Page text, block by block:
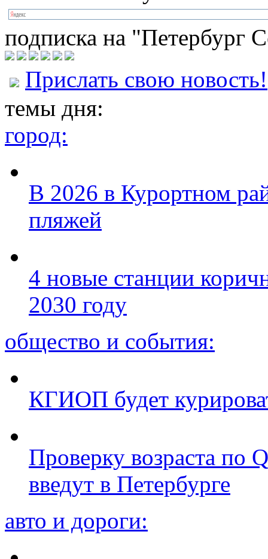
подписка на "Петербург
Прислать свою новость!
темы дня:
город:
В 2026 в Курортном
пляжей
4 новые станции
2030 году
общество и события:
КГИОП будет
Проверку возраста по
введут в Петербурге
авто и дороги: